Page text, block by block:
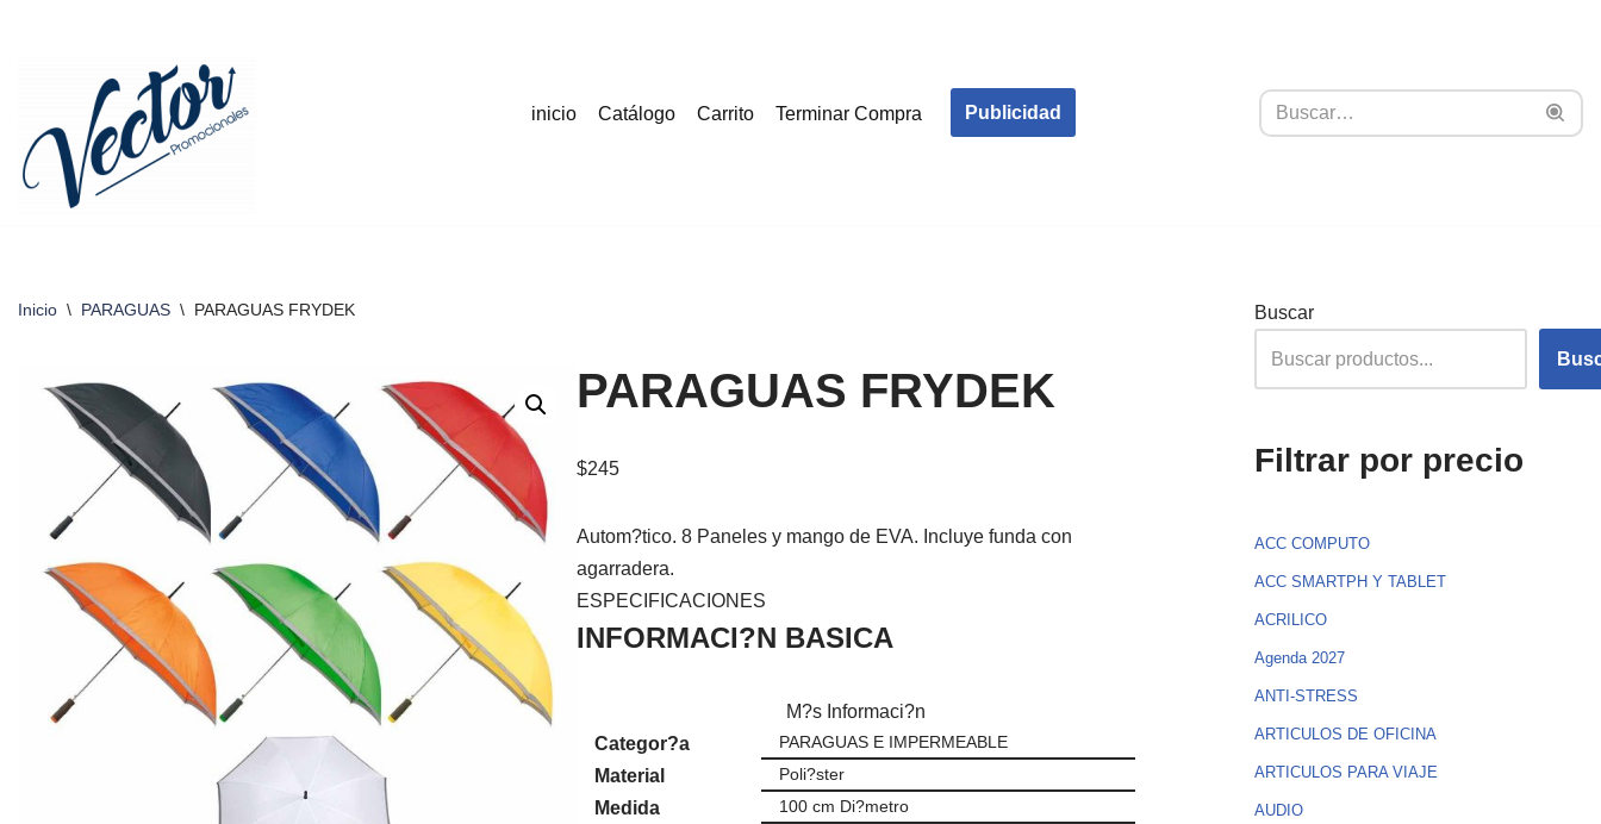
contenido
inicio Catálogo Carrito Terminar Compra Publicidad
Inicio \ PARAGUAS \ PARAGUAS FRYDEK
PARAGUAS FRYDEK
$245
Autom?tico. 8 Paneles y mango de EVA. Incluye funda con
agarradera.
ESPECIFICACIONES
INFORMACI?N BASICA
M?s Informaci?n
Categor?a
PARAGUAS E IMPERMEABLE
Material Poli?ster
Medida 100 cm Di?metro
Buscar
Filtrar por precio
ACC COMPUTO
ACC SMARTPH Y TABLET
ACRILICO
Agenda 2027
ANTI-STRESS
ARTICULOS DE OFICINA
ARTICULOS PARA VIAJE
AUDIO